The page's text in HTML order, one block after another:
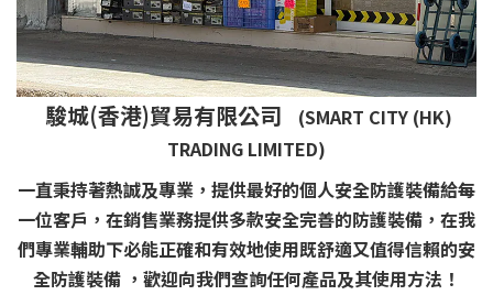
駿城(香港)貿易有限公司
(SMART CITY (HK)
TRADING LIMITED)
一直秉持著熱誠及專業，提供最好的個人安全防護裝備給每
一位客戶，在銷售業務提供多款安全完善的防護裝備，在我
們專業輔助下必能正確和有效地使用既舒適又值得信賴的安
全防護裝備 ，歡迎向我們查詢任何產品及其使用方法！